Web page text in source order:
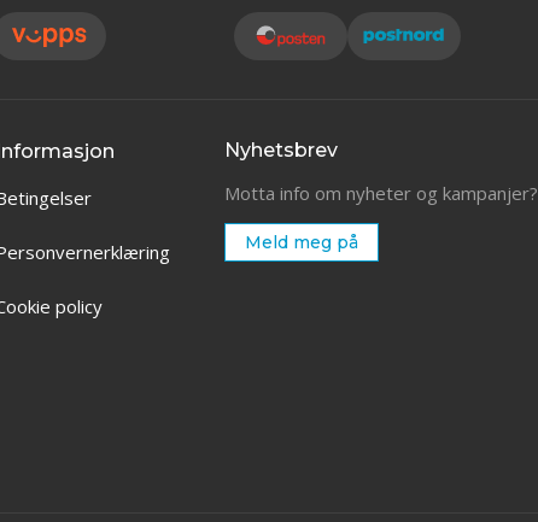
policy
Nyhetsbrev
Motta info om nyheter og kampanjer?
Meld meg på